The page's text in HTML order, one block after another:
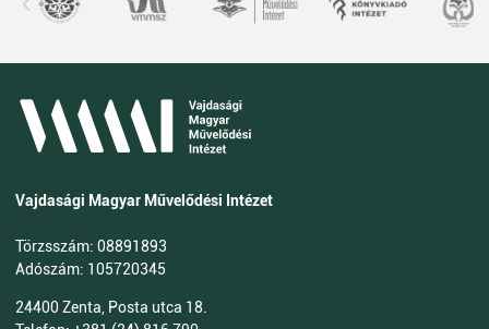
Vajdasági Magyar Művelődési Intézet
Törzsszám: 08891893
Adószám: 105720345
24400 Zenta, Posta utca 18.